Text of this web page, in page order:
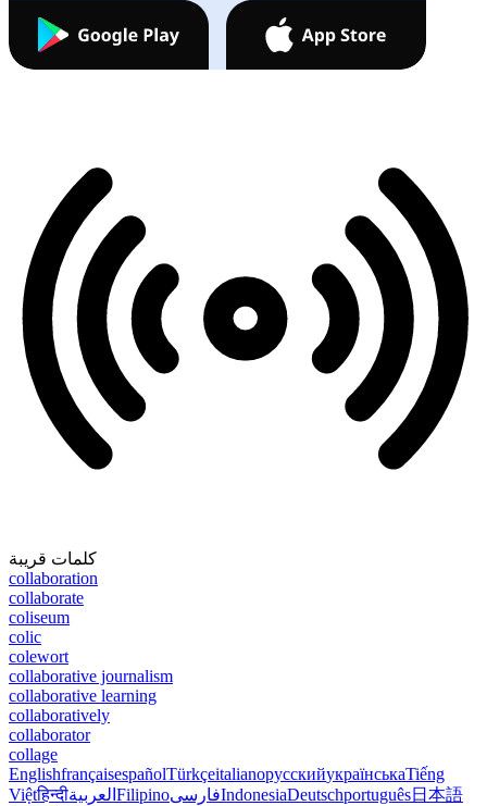
كلمات قريبة
collaboration
collaborate
coliseum
colic
colewort
collaborative journalism
collaborative learning
collaboratively
collaborator
collage
EnglishfrançaisespañolTürkçeitalianoрусскийукраїнськаTiếng
Việtहिन्दीالعربية FilipinoفارسیIndonesiaDeutschportuguês日本語